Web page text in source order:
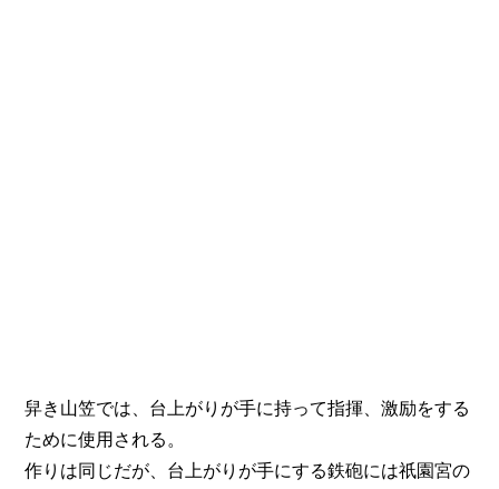
舁き山笠では、台上がりが手に持って指揮、激励をする
ために使用される。
作りは同じだが、台上がりが手にする鉄砲には祇園宮の